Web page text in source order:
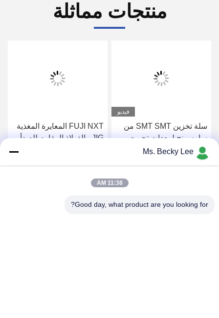
منتجات مماثلة
فيديو
سلة تخزين SMT SMT من
سامسونج لمعدات تجميع
SMT PCB
FUJI NXT المعايرة المغذية
JIG ، الفولاذ المقاوم للصدأ
Ms. Becky Lee
11:38 AM
Good day, what product are you looking for?